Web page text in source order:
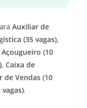
Auxiliar de
(35 vagas),
(10
, Caixa de
de Vendas (10
.